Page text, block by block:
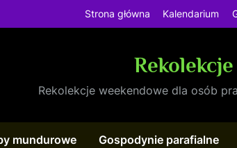
Strona główna Kalendarium
Rekolekcje weekendowe dla osób
mundurowe Gospodynie parafialne